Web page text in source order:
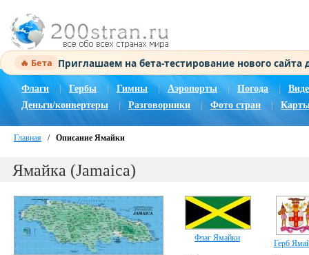
🔥 Бета Приглашаем на бета-тестирование нового
Флаги Гербы Гимны | Аэропорты Погода |
Деньги/конвертеры
Разговорники Фото стран
Главная / Описание Ямайки
Ямайка (Jamaica)
Флаг Ямайки
Герб